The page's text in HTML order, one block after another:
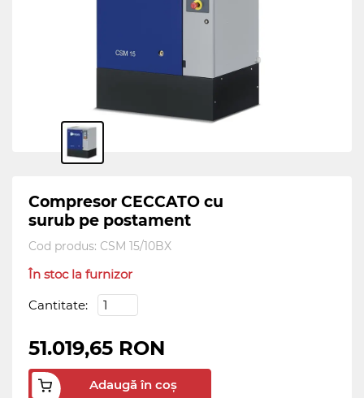
Compresor CECCATO cu
surub pe postament
Cod produs: CSM 15/10BX
În stoc la furnizor
Cantitate:
51.019,65 RON
Adaugă în coș